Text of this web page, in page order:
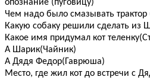
опознание (пуговицу)
Чем надо было смазывать
Какую собаку решили сделать из
Какое имя придумал кот
А Шарик(Чайник)
А Дядя Федор(Гаврюша)
Место, где жил кот до встречи с